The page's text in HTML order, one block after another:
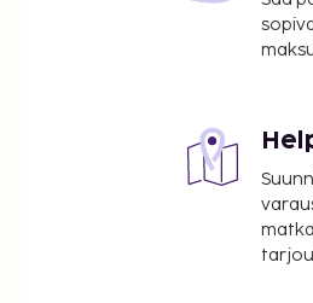
Ystadin teatteri - 27,9 km
Lähin suuri lentokenttä